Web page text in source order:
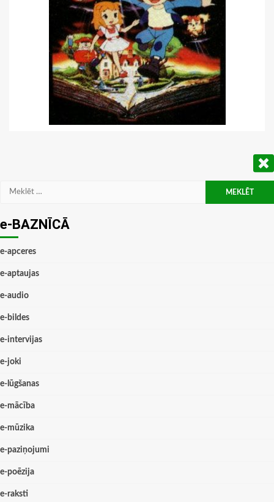
Meklēt:
e-BAZNĪCĀ
e-apceres
e-aptaujas
e-audio
e-bildes
e-intervijas
e-joki
e-lūgšanas
e-mācība
e-mūzika
e-paziņojumi
e-poēzija
e-raksti